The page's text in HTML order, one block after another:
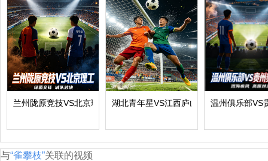
兰州陇原竞技VS北京理工 湖北青年星VS江西庐山 温州俱乐部VS
与“雀攀枝”关联的视频